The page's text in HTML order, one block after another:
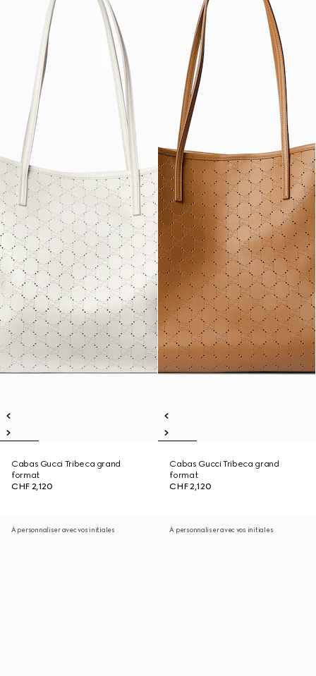
Cabas Gucci Tribeca grand
format
CHF 2,120
Cabas Gucci Tribeca grand
format
CHF 2,120
À personnaliser avec vos initiales À personnaliser avec vos initiales